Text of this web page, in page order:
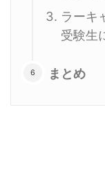
ラーキ
受験生
まとめ